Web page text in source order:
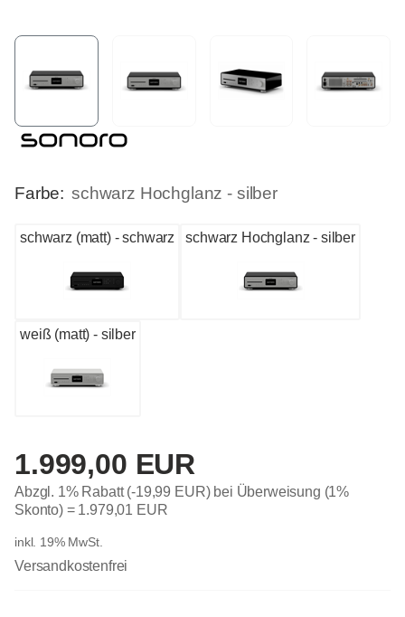
Farbe: schwarz Hochglanz - silber
schwarz (matt) - schwarz schwarz Hochglanz - silber
weiß (matt) - silber
1.999,00 EUR
Abzgl. 1% Rabatt (-19,99 EUR) bei Überweisung (1%
Skonto) = 1.979,01 EUR
inkl. 19% MwSt.
Versandkostenfrei